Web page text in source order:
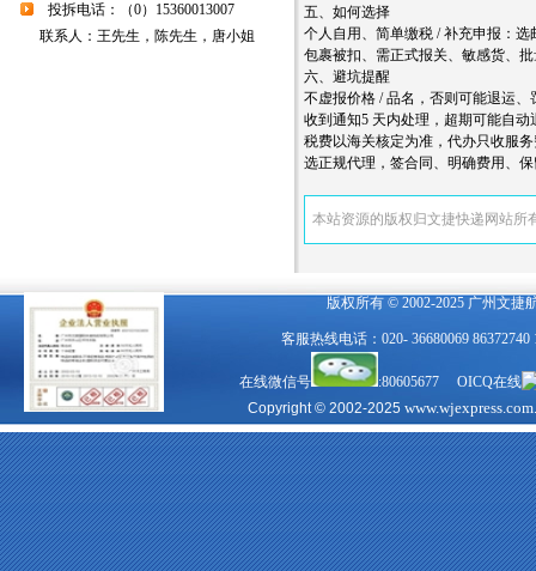
投拆电话：（0）15360013007
联系人：王先生，陈先生，唐小姐
五、如何选择
个人自用、简单缴税 / 补充申报：
包裹被扣、需正式报关、敏感货、
六、避坑提醒
不虚报价格 / 品名，否则可能退运、
收到通知5 天内处理，超期可能自动
税费以海关核定为准，代办只收服
选正规代理，签合同、明确费用、
本站资源的版权归文捷快递网站所
版权所有 © 2002-2025 广州文捷
客服热线电话：020- 36680069
在线微信号
:80605677 OICQ在线
Copyright © 2002-2025 www.wjexpress.com